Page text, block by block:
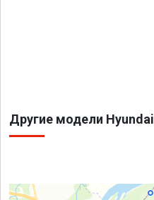
Другие модели Hyundai